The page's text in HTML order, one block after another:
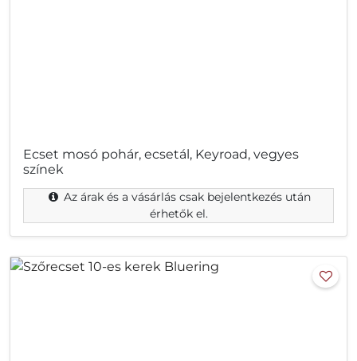
Ecset mosó pohár, ecsetál, Keyroad, vegyes
színek
Az árak és a vásárlás csak bejelentkezés után
érhetők el.